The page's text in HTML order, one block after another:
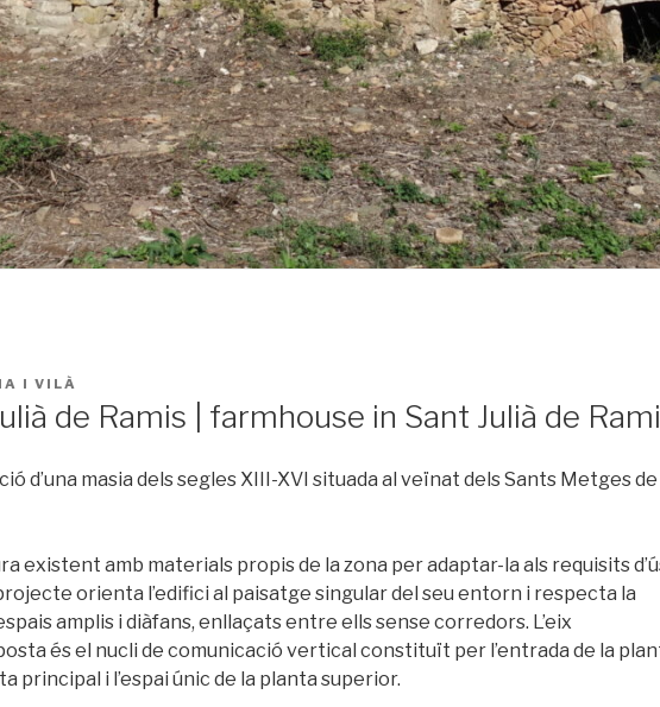
I VILÀ
de Ramis | farmhouse in Sant Julià de
d’una masia dels segles XIII-XVI situada al veïnat dels Sants Metges de
existent amb materials propis de la zona per adaptar-la als requisits
orienta l’edifici al paisatge singular del seu entorn i respecta la
amplis i diàfans, enllaçats entre ells sense corredors. L’eix
és el nucli de comunicació vertical constituït per l’entrada de la
principal i l’espai únic de la planta superior.